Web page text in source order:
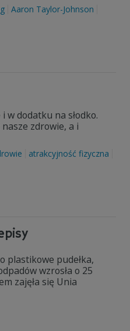
Aaron Taylor-Johnson
w dodatku na słodko.
zdrowie, a i
atrakcyjność fizyczna
plastikowe pudełka,
wzrosła o 25
zajęła się Unia